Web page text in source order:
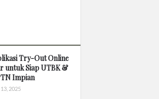
Try-Out Online
untuk Siap UTBK &
Impian
2025